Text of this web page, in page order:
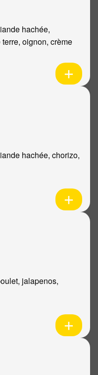
hachée,
oignon, crème
hachée, chorizo,
jalapenos,